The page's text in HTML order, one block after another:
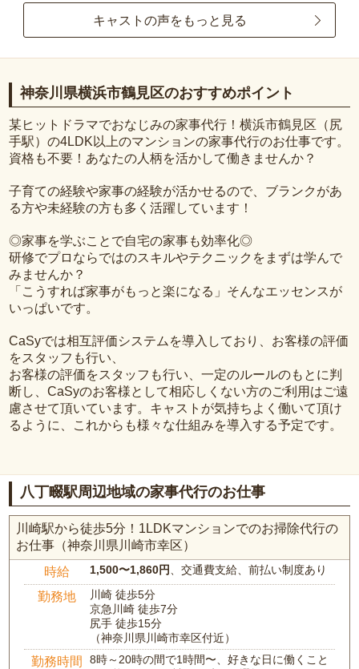
キャストの声をもっと見る
神奈川県横浜市鶴見区のおすすめポイント
某ヒットドラマでおなじみの家事代行！横浜市鶴見区（尻
手駅）の4LDK以上のマンションの家事代行のお仕事です。
資格も不要！あなたの人柄を活かして働きませんか？
子育ての経験や家事の経験が活かせるので、ブランクがあ
る方や未経験の方も多く活躍しています！
◎家事を学ぶことで自宅の家事も効率化◎
研修でプロならではのスキルやテクニックをまずは学んで
みませんか？
「こうすれば家事がもっと楽になる」そんなエッセンスが
いっぱいです。
CaSyでは相互評価システムを導入しており、お客様の評価
をスタッフも行い、
お客様の評価をスタッフも行い、一定のルールのもとに判
断し、CaSyのお客様として相応しくない方のご利用はご遠
慮させて頂いています。キャストが気持ちよく働いて頂け
るように、これからも様々な仕組みを導入する予定です。
八丁畷駅周辺地域の家事代行のお仕事
川崎駅から徒歩5分！1LDKマンションでのお掃除代行の
お仕事（神奈川県川崎市幸区）
時給 1,500〜1,860円、交通費支給、前払い制度あり
勤務地
川崎 徒歩5分
京急川崎 徒歩7分
尻手 徒歩15分
（神奈川県川崎市幸区付近）
勤務時間
8時～20時の間で1時間〜、好きな日に働くこと